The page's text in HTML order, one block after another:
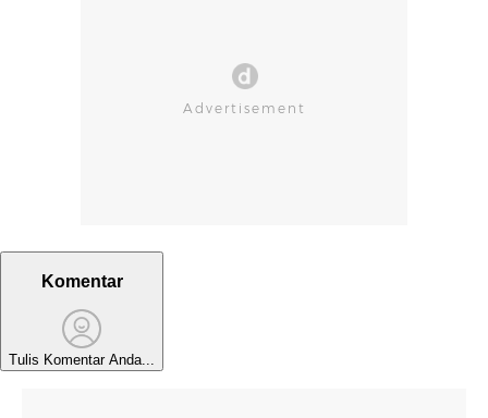
Komentar
Tulis Komentar Anda...